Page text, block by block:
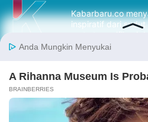
Kabarbaru.co
inspiratif dari